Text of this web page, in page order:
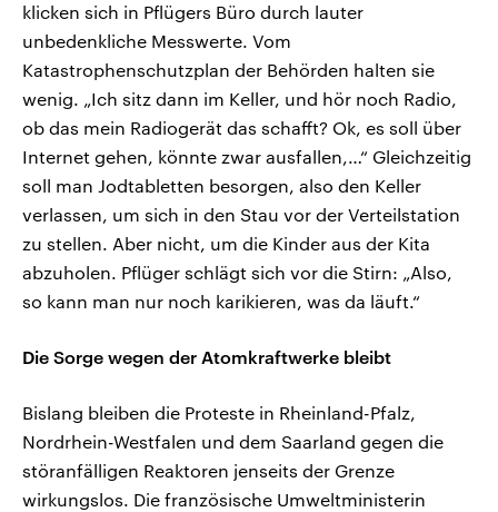
klicken sich in Pflügers Büro durch lauter
unbedenkliche Messwerte. Vom
Katastrophenschutzplan der Behörden halten sie
wenig. „Ich sitz dann im Keller, und hör noch Radio,
ob das mein Radiogerät das schafft? Ok, es soll über
Internet gehen, könnte zwar ausfallen,…“ Gleichzeitig
soll man Jodtabletten besorgen, also den Keller
verlassen, um sich in den Stau vor der Verteilstation
zu stellen. Aber nicht, um die Kinder aus der Kita
abzuholen. Pflüger schlägt sich vor die Stirn: „Also,
so kann man nur noch karikieren, was da läuft.“
Die Sorge wegen der Atomkraftwerke bleibt
Bislang bleiben die Proteste in Rheinland-Pfalz,
Nordrhein-Westfalen und dem Saarland gegen die
störanfälligen Reaktoren jenseits der Grenze
wirkungslos. Die französische Umweltministerin